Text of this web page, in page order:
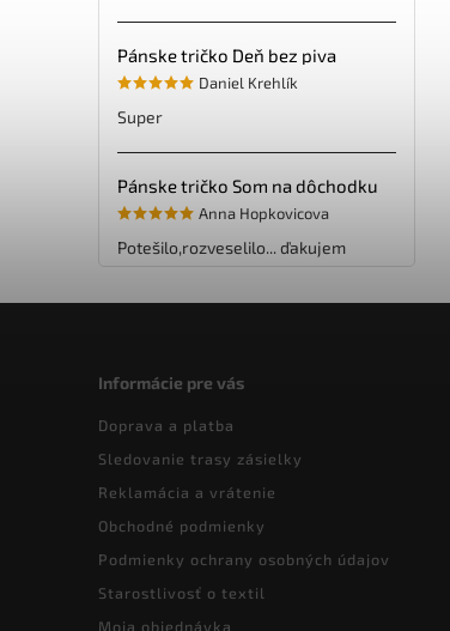
Pánske tričko Deň bez piva
Daniel Krehlík
Super
Pánske tričko Som na dôchodku
Anna Hopkovicova
Potešilo,rozveselilo... ďakujem
Informácie pre vás
Doprava a platba
Sledovanie trasy zásielky
Reklamácia a vrátenie
Obchodné podmienky
Podmienky ochrany osobných údajov
Starostlivosť o textil
Moja objednávka